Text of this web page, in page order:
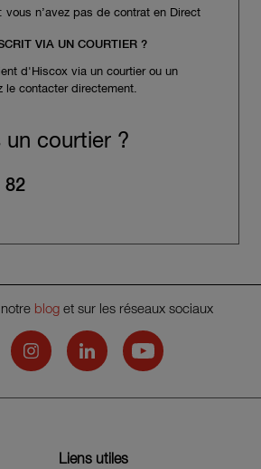
Liens utiles
: vous n’avez pas de contrat en Direct
VIA UN COURTIER ?
d'Hiscox via un courtier ou un
le contacter directement.
un courtier ?
82
blog et sur les réseaux sociaux
on Facebook
Hiscox on Instagram
Hiscox on LinkedInHiscox on YouTube